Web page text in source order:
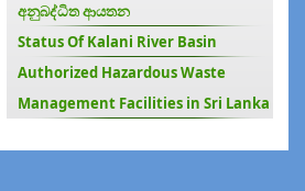
අනුබද්ධිත ආයතන
Status Of Kalani River Basin
Authorized Hazardous Waste
Management Facilities in Sri Lanka